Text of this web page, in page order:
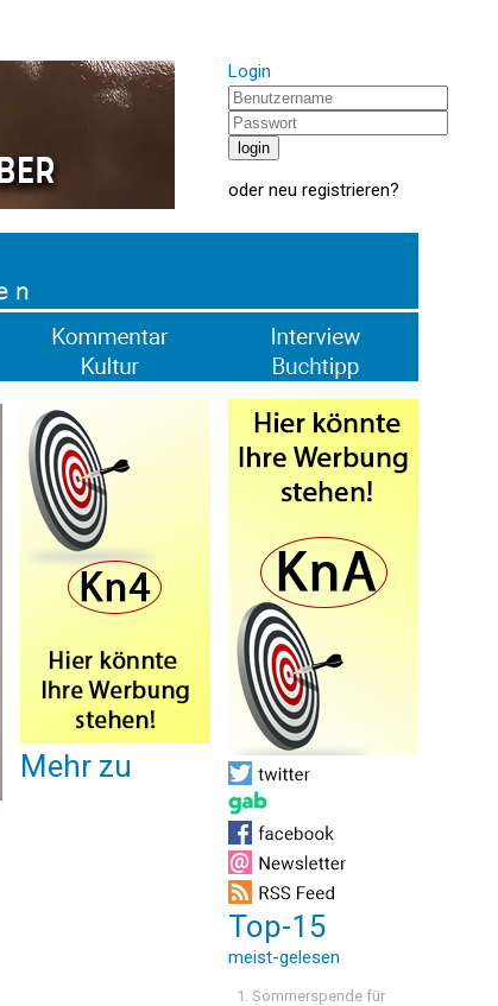
Login
oder neu registrieren?
Mehr zu
Top-15
meist-gelesen
Sommerspende für